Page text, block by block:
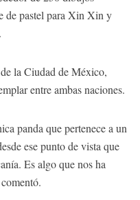
de pastel para Xin Xin y
la Ciudad de México,
entre ambas naciones.
panda que pertenece a un
ese punto de vista que
Es algo que nos ha